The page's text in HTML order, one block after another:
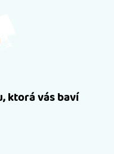
ktorá vás baví